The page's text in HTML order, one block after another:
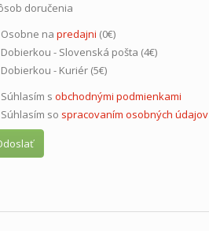
doručenia
Osobne na predajni (0€)
Dobierkou - Slovenská pošta (4€)
Dobierkou - Kuriér (5€)
Súhlasím s obchodnými podmienkami
Súhlasím so spracovaním osobných údajov